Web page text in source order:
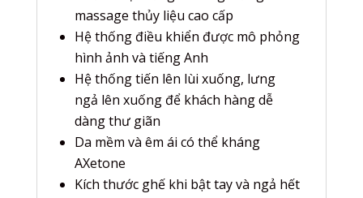
massage thủy liệu cao cấp
Hệ thống điều khiển được mô phỏng
hình ảnh và tiếng Anh
Hệ thống tiến lên lùi xuống, lưng
ngả lên xuống để khách hàng dễ
dàng thư giãn
Da mềm và êm ái có thể kháng
AXetone
Kích thước ghế khi bật tay và ngả hết